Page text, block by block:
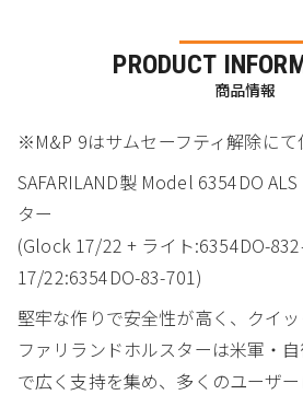
PRODUCT
商品情報
※M&P 9はサムセーフティ解除にて
SAFARILAND製 Model 6354DO
ター
(Glock 17/22 + ライト:6354DO-
17/22:6354DO-83-701)
堅牢な作りで安全性が高く、クイ
ファリランドホルスターは米軍・
で広く支持を集め、多くのユーザ